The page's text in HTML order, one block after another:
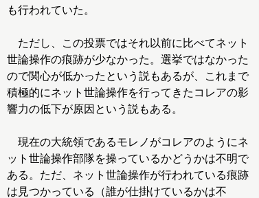
も行われていた。
ただし、この投票ではそれ以前に比べてネット
世論操作の痕跡が少なかった。選挙ではなかった
ので関心が低かったという説もあるが、これまで
積極的にネット世論操作を行ってきたコレアの影
響力の低下が原因という説もある。
現在の大統領であるモレノがコレアのようにネ
ット世論操作部隊を操っているかどうかは不明で
ある。ただ、ネット世論操作が行われている痕跡
は見つかっている（誰が仕掛けているかは不